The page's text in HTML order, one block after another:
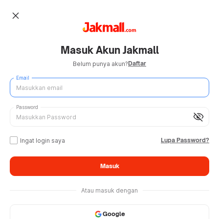
close
Masuk Akun Jakmall
Belum punya akun?Daftar
Email
visibility_off
Password
Ingat login saya Lupa Password?
Masuk
Atau masuk dengan
Google